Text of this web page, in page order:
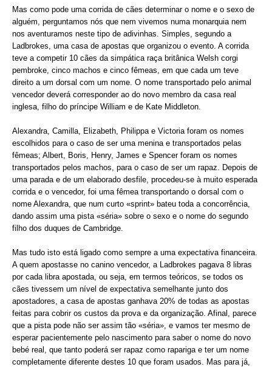
Mas como pode uma corrida de cães determinar o nome e o sexo de
alguém, perguntamos nós que nem vivemos numa monarquia nem
nos aventuramos neste tipo de adivinhas. Simples, segundo a
Ladbrokes, uma casa de apostas que organizou o evento. A corrida
teve a competir 10 cães da simpática raça britânica Welsh corgi
pembroke, cinco machos e cinco fêmeas, em que cada um teve
direito a um dorsal com um nome. O nome transportado pelo animal
vencedor deverá corresponder ao do novo membro da casa real
inglesa, filho do príncipe William e de Kate Middleton.
Alexandra, Camilla, Elizabeth, Philippa e Victoria foram os nomes
escolhidos para o caso de ser uma menina e transportados pelas
fêmeas; Albert, Boris, Henry, James e Spencer foram os nomes
transportados pelos machos, para o caso de ser um rapaz. Depois de
uma parada e de um elaborado desfile, procedeu-se à muito esperada
corrida e o vencedor, foi uma fêmea transportando o dorsal com o
nome Alexandra, que num curto «sprint» bateu toda a concorrência,
dando assim uma pista «séria» sobre o sexo e o nome do segundo
filho dos duques de Cambridge.
Mas tudo isto está ligado como sempre a uma expectativa financeira.
A quem apostasse no canino vencedor, a Ladbrokes pagava 8 libras
por cada libra apostada, ou seja, em termos teóricos, se todos os
cães tivessem um nível de expectativa semelhante junto dos
apostadores, a casa de apostas ganhava 20% de todas as apostas
feitas para cobrir os custos da prova e da organização. Afinal, parece
que a pista pode não ser assim tão «séria», e vamos ter mesmo de
esperar pacientemente pelo nascimento para saber o nome do novo
bebé real, que tanto poderá ser rapaz como rapariga e ter um nome
completamente diferente destes 10 que foram usados. Mas para já,